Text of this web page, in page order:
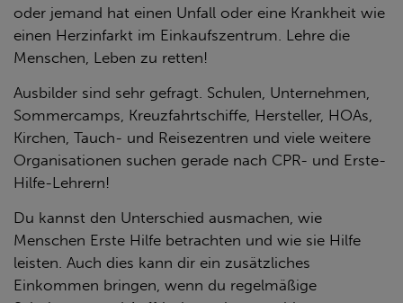
oder jemand hat einen Unfall oder eine Krankheit wie
einen Herzinfarkt im Einkaufszentrum. Lehre die
Menschen, Leben zu retten!
Ausbilder sind sehr gefragt. Schulen, Unternehmen,
Sommercamps, Kreuzfahrtschiffe, Hersteller, HOAs,
Kirchen, Tauch- und Reisezentren und viele weitere
Organisationen suchen gerade nach CPR- und Erste-
Hilfe-Lehrern!
Du kannst den Unterschied ausmachen, wie
Menschen Erste Hilfe betrachten und wie sie Hilfe
leisten. Auch dies kann dir ein zusätzliches
Einkommen bringen, wenn du regelmäßige